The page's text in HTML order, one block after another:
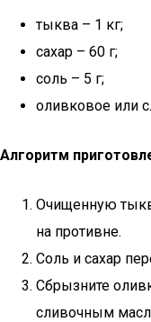
тыква – 1 кг;
сахар – 60 г;
соль – 5 г;
оливковое или
Алгоритм
Очищенную
на противне.
Соль и сахар
Сбрызните
сливочным